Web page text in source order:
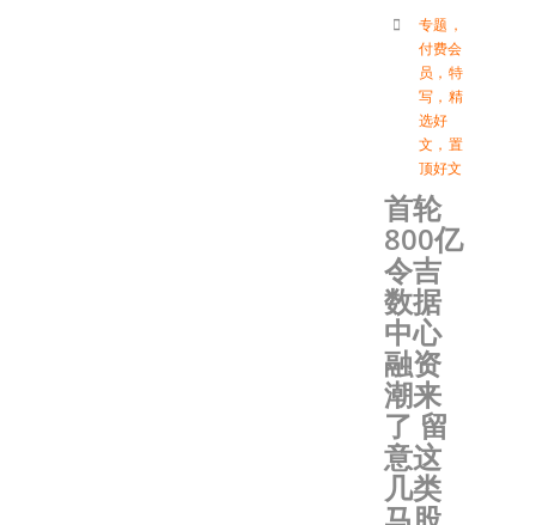
专题 ，
付费会
员 ， 特
写 ， 精
选好
文 ， 置
顶好文
首轮
800亿
令吉
数据
中心
融资
潮来
了 留
意这
几类